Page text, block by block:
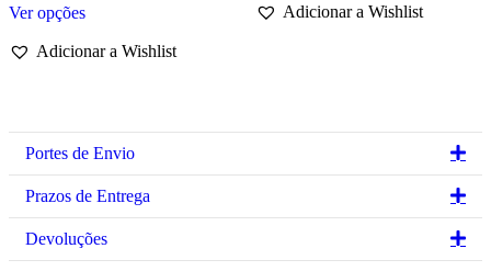
Ver opçõesproduct
multiple
may
be
chosen
on
product
page
Adicionar a Wishlist
multiple
chosen
the
Adicionar a Wishlist
Portes de Envio
Prazos de Entrega
Devoluções